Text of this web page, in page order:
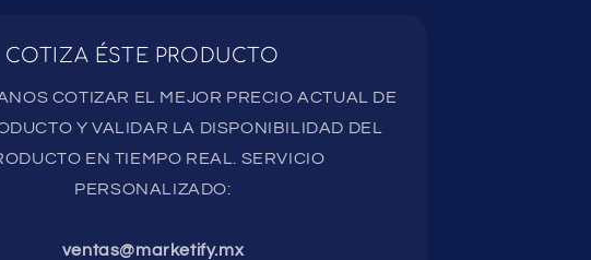
COTIZA ÉSTE PRODUCTO
COTIZAR EL MEJOR PRECIO ACTUAL DE
Y VALIDAR LA DISPONIBILIDAD DEL
EN TIEMPO REAL. SERVICIO
PERSONALIZADO:
ventas@marketify.mx